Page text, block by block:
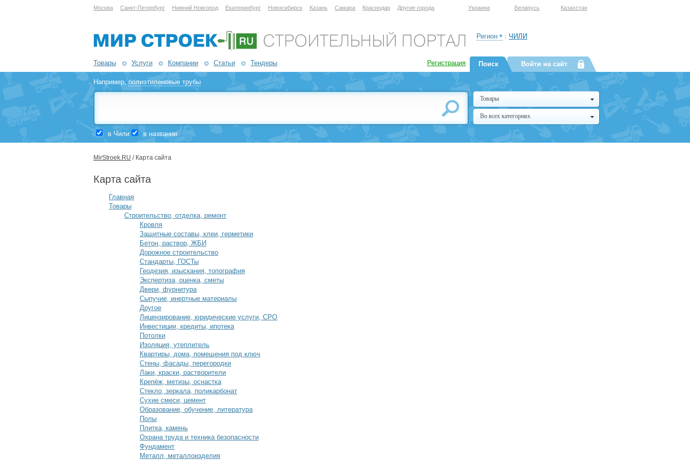
Москва Санкт-Петербург Нижний Новгород Екатеринбург Новосибирск Казань Самара Краснодар Другие города Украина Беларусь Казахстан
Товары Услуги Компании Статьи Тендеры Регистрация
Регион : ЧИЛИ
Например,полиэтиленовые трубы
в Чили в названии
Поиск Войти на сайт
Товары
Во всех категориях
MirStroek.RU / Карта сайта
Карта сайта
Главная
Товары
Строительство, отделка, ремонт
Кровля
Защитные составы, клеи, герметики
Бетон, раствор, ЖБИ
Дорожное строительство
Стандарты, ГОСТы
Геодезия, изыскания, топография
Экспертиза, оценка, сметы
Двери, фурнитура
Сыпучие, инертные материалы
Другое
Лицензирование, юридические услуги, СРО
Инвестиции, кредиты, ипотека
Потолки
Изоляция, утеплитель
Квартиры, дома, помещения под ключ
Стены, фасады, перегородки
Лаки, краски, растворители
Крепёж, метизы, оснастка
Стекло, зеркала, поликарбонат
Сухие смеси, цемент
Образование, обучение, литература
Полы
Плитка, камень
Охрана труда и техника безопасности
Фундамент
Металл, металлоизделия